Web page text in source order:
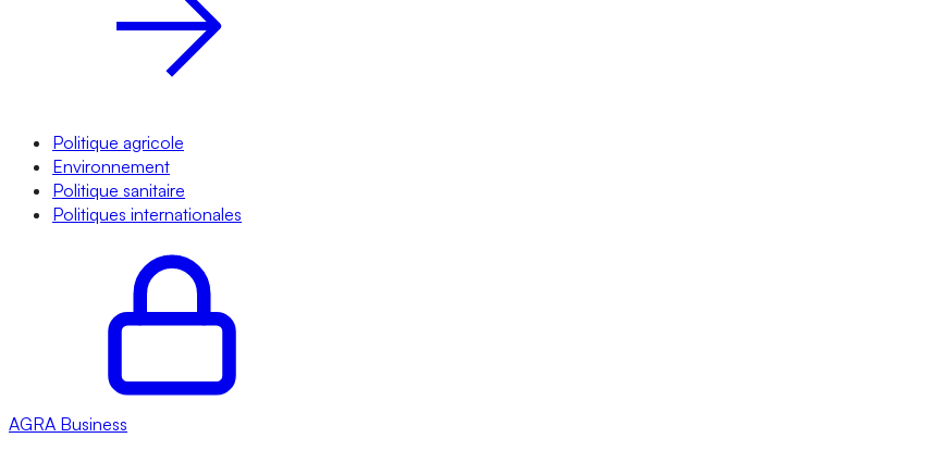
Politique agricole
Environnement
Politique sanitaire
Politiques internationales
AGRA Business